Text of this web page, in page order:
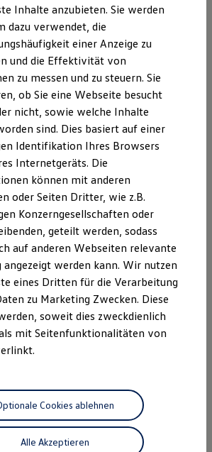
Dieselkraftstoff
und Betriebsflüssigkeiten
und Lifestyle Produkte
Business
Hybridfahrzeuge
Ansatz
Strom
& Ladelösungen
für Privatkunden
für Gewerbekunden
Laden
& Kosten der Elektrofahrzeuge
für Privatkunden
Fahren
ID. Buzz
& Ratgeber
& Erlebnisse
App
Lifestyle & Zubehör
im California
1.1.1
0.3.0
1.1.6
1.2.4
11.2.0
12.3.1
12.4.1
4.1.0
4.1.1
Inhalte anzubieten. Sie werden
dazu verwendet, die
einer Anzeige zu
und die Effektivität von
zu messen und zu steuern. Sie
ob Sie eine Webseite besucht
nicht, sowie welche Inhalte
sind. Dies basiert auf einer
Identifikation Ihres Browsers
Internetgeräts. Die
können mit anderen
oder Seiten Dritter, wie z.B.
Konzerngesellschaften oder
geteilt werden, sodass
auf anderen Webseiten relevante
angezeigt werden kann. Wir nutzen
eines Dritten für die Verarbeitung
zu Marketing Zwecken. Diese
soweit dies zweckdienlich
mit Seitenfunktionalitäten von
Alle Akzeptieren
Cookies ablehnen